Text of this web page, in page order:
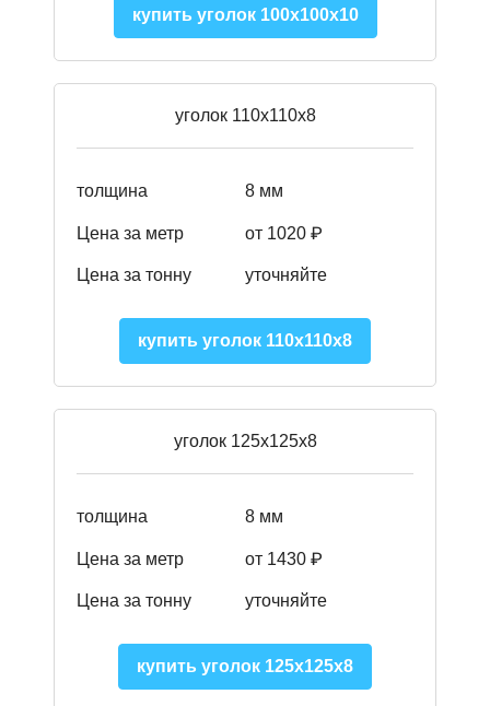
купить уголок 100х100х10
уголок 110х110х8
толщина 8 мм
Цена за метр от 1020 ₽
Цена за тонну уточняйте
купить уголок 110х110х8
уголок 125х125х8
толщина 8 мм
Цена за метр от 1430 ₽
Цена за тонну уточняйте
купить уголок 125х125х8